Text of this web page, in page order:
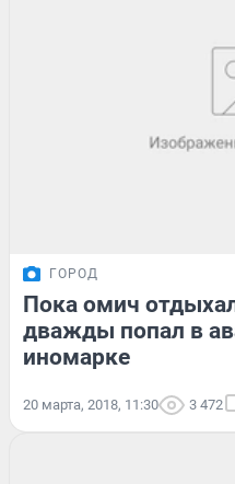
ГОРОД
Пока омич
дважды попал в
иномарке
20 марта, 2018, 11:30 3 472